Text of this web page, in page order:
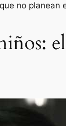
no planean